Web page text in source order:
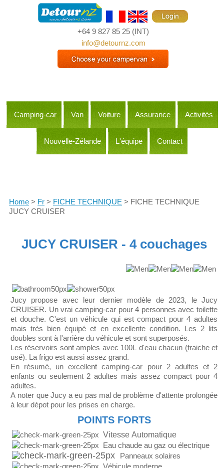
+64 9 827 85 25 (INT)
info@detournz.com
Camping-car Van Voiture Assurance Activités
Nouvelle-Zélande L'équipe Contact
Home > Fr > FICHE TECHNIQUE > FICHE TECHNIQUE
JUCY CRUISER
JUCY CRUISER - 4 couchages
Jucy propose avec leur dernier modèle de 2023, le Jucy
CRUISER. Un vrai camping-car pour 4 personnes avec toilette
et douche. C'est un véhicule qui est compact pour 4 adultes
mais très bien équipé et en excellente condition. Les 2 lits
doubles sont à l'arrière du véhicule et sont superposés.
Les réservoirs sont amples avec 100L d'eau chacun (fraiche et
usé). La frigo est aussi assez grand.
En résumé, un excellent camping-car pour 2 adultes et 2
enfants ou seulement 2 adultes mais assez compact pour 4
adultes.
A noter que Jucy a eu pas mal de problème d'attente prolongée
à leur dépot pour les prises en charge.
POINTS FORTS
Vitesse Automatique
Eau chaude au gaz ou électrique
Panneaux solaires
Véhicule moderne